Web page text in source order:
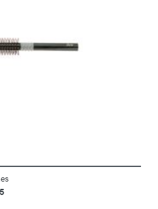
DÉTAILS